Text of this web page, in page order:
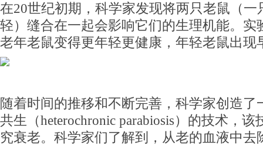
在20世纪初期，科学家发现将两只老鼠（一
轻）缝合在一起会影响它们的生理机能。实
老年老鼠变得更年轻更健康，年轻老鼠出现
随着时间的推移和不断完善，科学家创造了
共生（heterochronic parabiosis）的技术，该
究衰老。科学家们了解到，从老的血液中去